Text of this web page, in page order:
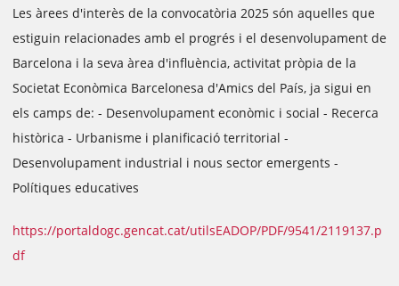
Les àrees d'interès de la convocatòria 2025 són aquelles que
estiguin relacionades amb el progrés i el desenvolupament de
Barcelona i la seva àrea d'influència, activitat pròpia de la
Societat Econòmica Barcelonesa d'Amics del País, ja sigui en
els camps de: - Desenvolupament econòmic i social - Recerca
històrica - Urbanisme i planificació territorial -
Desenvolupament industrial i nous sector emergents -
Polítiques educatives
https://portaldogc.gencat.cat/utilsEADOP/PDF/9541/2119137.p
df